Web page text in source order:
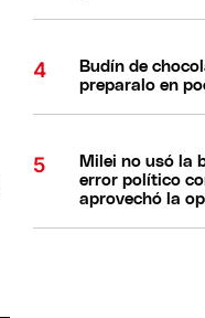
Budín de
preparalo en
Milei no usó la
error político
aprovechó la